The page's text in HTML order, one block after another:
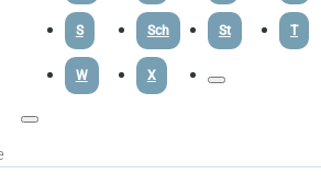
S Sch St T
W X